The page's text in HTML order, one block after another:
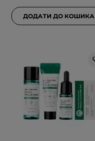
ДОДАТИ ДО КОШИКА